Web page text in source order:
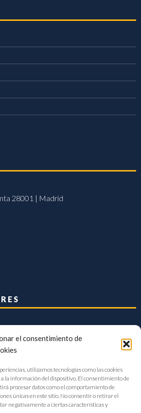
el consentimiento de
utilizamos tecnologías como las cookies
la información del dispositivo. El consentimiento de
procesar datos como el comportamiento de
únicas en este sitio. No consentir o retirar el
negativamente a ciertas características y
28001 | Madrid